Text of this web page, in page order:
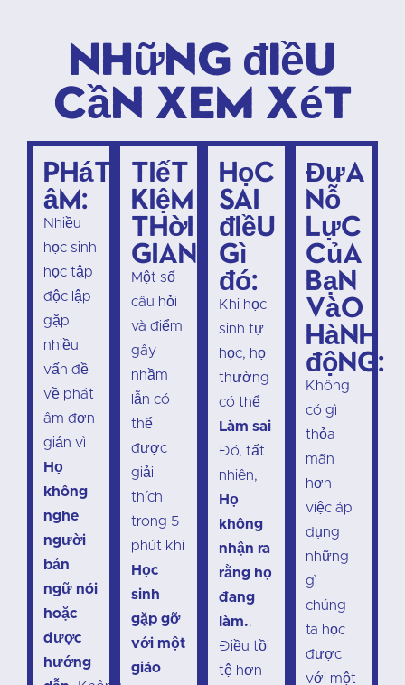
Những điều
cần xem xét
Phát
âm:
Nhiều
học sinh
học tập
độc lập
gặp
nhiều
vấn đề
về phát
âm đơn
giản vì
Họ
không
nghe
người
bản
ngữ nói
hoặc
được
hướng
Tiết
kiệm
thời
gian:
Một số
câu hỏi
và điểm
gây
nhầm
lẫn có
thể
được
giải
thích
trong 5
phút khi
Học
sinh
gặp gỡ
với một
giáo
Học
sai
điều
gì
đó:
Khi học
sinh tự
học, họ
thường
có thể
Làm sai
Đó, tất
nhiên,
Họ
không
nhận ra
rằng họ
đang
làm..
Điều tồi
tệ hơn
Đưa
nỗ
lực
của
bạn
vào
hành
động:
Không
có gì
thỏa
mãn
hơn
việc áp
dụng
những
gì
chúng
ta học
được
với một